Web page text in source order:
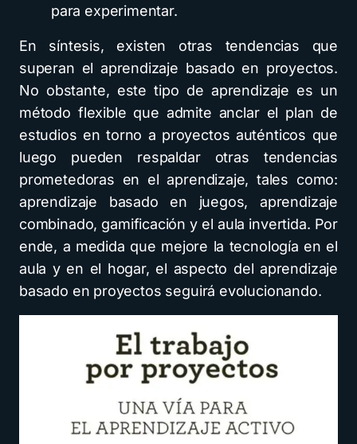
para experimentar.
En síntesis, existen otras tendencias que
superan el aprendizaje basado en proyectos.
No obstante, este tipo de aprendizaje es un
método flexible que admite anclar el plan de
estudios en torno a proyectos auténticos que
luego pueden respaldar otras tendencias
prometedoras en el aprendizaje, tales como:
aprendizaje basado en juegos, aprendizaje
combinado, gamificación y el aula invertida. Por
ende, a medida que mejore la tecnología en el
aula y en el hogar, el aspecto del aprendizaje
basado en proyectos seguirá evolucionando.